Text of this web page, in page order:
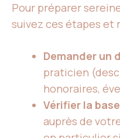
Pour préparer
suivez ces étapes et
Demander un
praticien
honoraires,
Vérifier la
auprès de